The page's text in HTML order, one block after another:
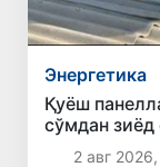
Энергетика
Қуёш
сўмдан зиёд
2 авг